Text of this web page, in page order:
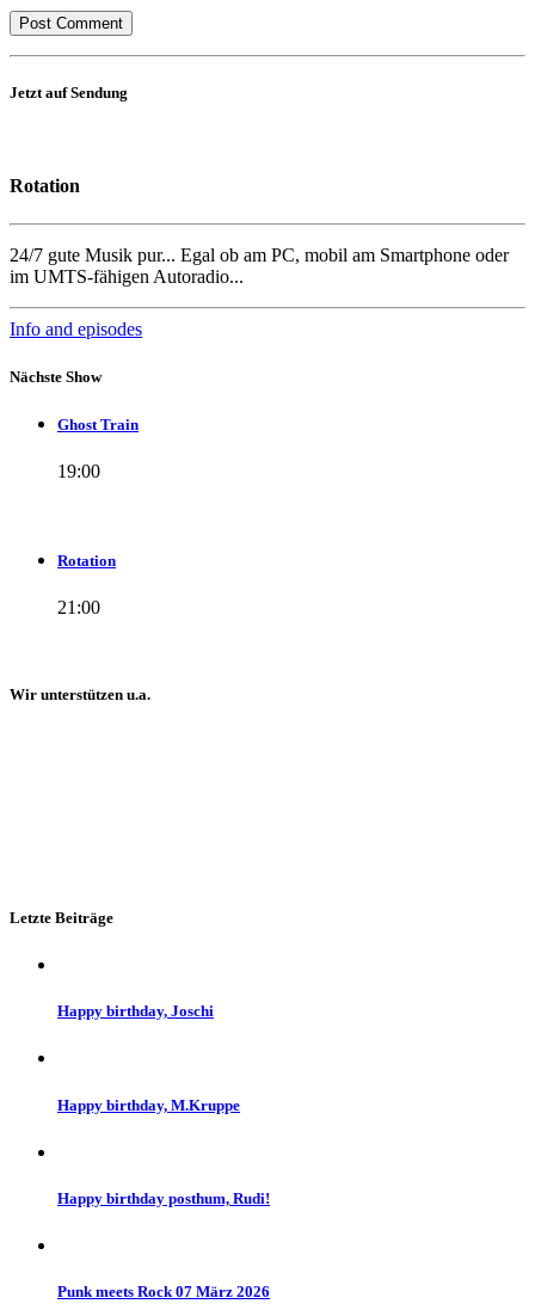
Jetzt auf Sendung
Rotation
24/7 gute Musik pur... Egal ob am PC, mobil am Smartphone oder
im UMTS-fähigen Autoradio...
Info and episodes
Nächste Show
Ghost Train
19:00
Rotation
21:00
Wir unterstützen u.a.
Letzte Beiträge
Happy birthday, Joschi
Happy birthday, M.Kruppe
Happy birthday posthum, Rudi!
Punk meets Rock 07 März 2026